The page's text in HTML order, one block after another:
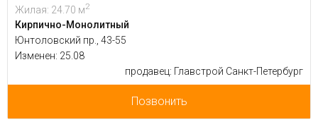
Жилая: 24.70 м2
Кирпично-Монолитный
Юнтоловский пр., 43-55
Изменен: 25.08
продавец: Главстрой Санкт-Петербург
Позвонить